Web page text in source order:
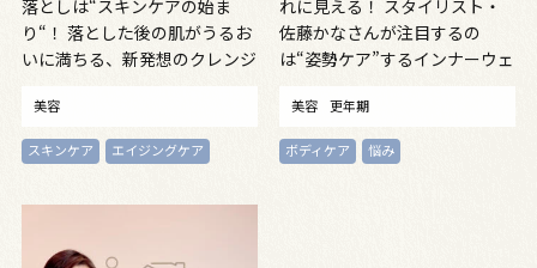
落としは“スキンケアの始ま
り“！ 落とした後の肌がうるお
いに満ちる、新発想のクレンジ
美容
スキンケア エイジングケア
れに見える！ スタイリスト・
佐藤かなさんが注目するの
は“姿勢ケア”するインナーウェ
美容 更年期
ボディケア 悩み